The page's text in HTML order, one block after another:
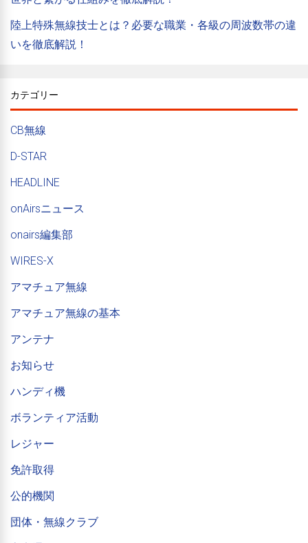
陸上特殊無線技士とは？必要な職業・各級の周波数帯の違
いを徹底解説！
カテゴリー
CB無線
D-STAR
HEADLINE
onAirsニュース
onairs編集部
WIRES-X
アマチュア無線
アマチュア無線の基本
アンテナ
お知らせ
ハンディ機
ボランティア活動
レジャー
免許取得
公的機関
団体・無線クラブ